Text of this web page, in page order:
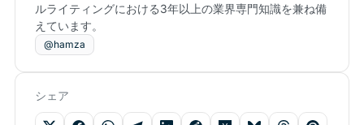
ルライティングにおける3年以上の業界専門知識を兼ね備
えています。
@hamza
シェア